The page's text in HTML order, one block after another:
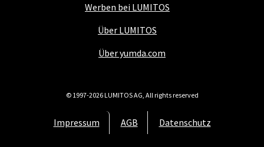
Werben bei LUMITOS
Über LUMITOS
Über yumda.com
Impressum AGB Datenschutz
© 1997-2026 LUMITOS AG, All rights reserved